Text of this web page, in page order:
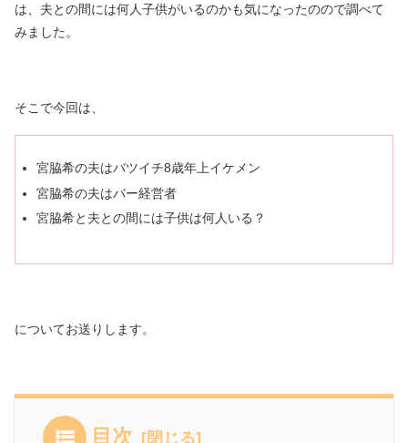
は、夫との間には何人子供がいるのかも気になったのので調べて
みました。
そこで今回は、
宮脇希の夫はバツイチ8歳年上イケメン
宮脇希の夫はバー経営者
宮脇希と夫との間には子供は何人いる？
についてお送りします。
目次